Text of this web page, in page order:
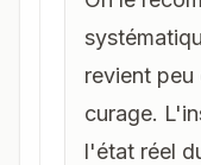
revient peu
curage.
l'état réel